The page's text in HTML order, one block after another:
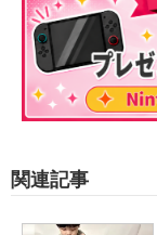
関連記事